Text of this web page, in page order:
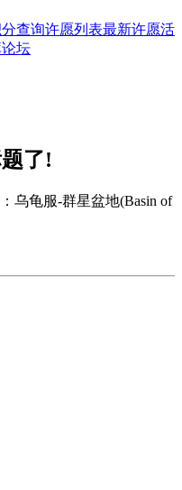
查询许愿列表最新许愿活
论坛
了!
乌龟服-群星盆地(Basin of